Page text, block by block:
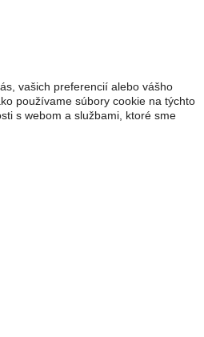
vašich preferencií alebo vášho
používame súbory cookie na týchto
s webom a službami, ktoré sme